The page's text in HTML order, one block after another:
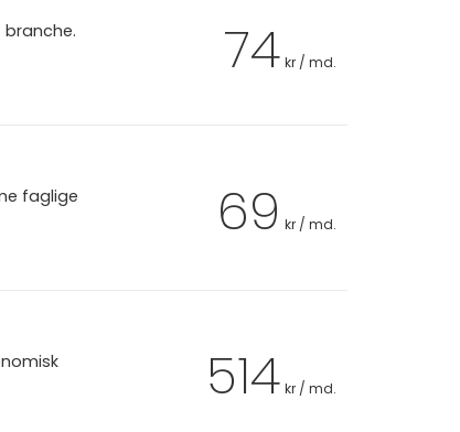
74 kr / md.
faglige
69 kr / md.
514 kr / md.